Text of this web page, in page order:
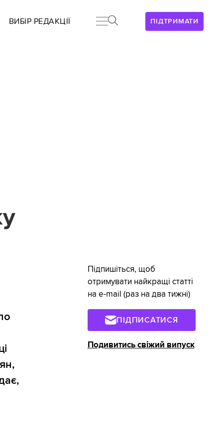
ПІДТРИМАТИ
ВИБІР РЕДАКЦІЇ
Підпишіться, щоб
отримувати найкращі статті
на e-mail (раз на два тижні)
ПІДПИСАТИСЯ
Подивитись свіжий випуск